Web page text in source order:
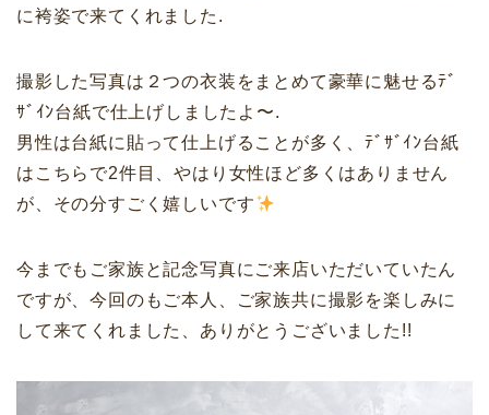
に袴姿で来てくれました.
撮影した写真は２つの衣装をまとめて豪華に魅せるﾃﾞ
ｻﾞｲﾝ台紙で仕上げしましたよ〜.
男性は台紙に貼って仕上げることが多く、ﾃﾞｻﾞｲﾝ台紙
はこちらで2件目、やはり女性ほど多くはありません
が、その分すごく嬉しいです
今までもご家族と記念写真にご来店いただいていたん
ですが、今回のもご本人、ご家族共に撮影を楽しみに
して来てくれました、ありがとうございました!!